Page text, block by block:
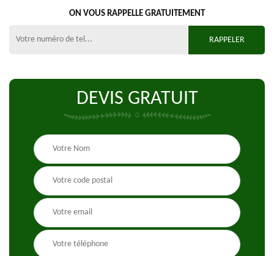
ON VOUS RAPPELLE GRATUITEMENT
DEVIS GRATUIT